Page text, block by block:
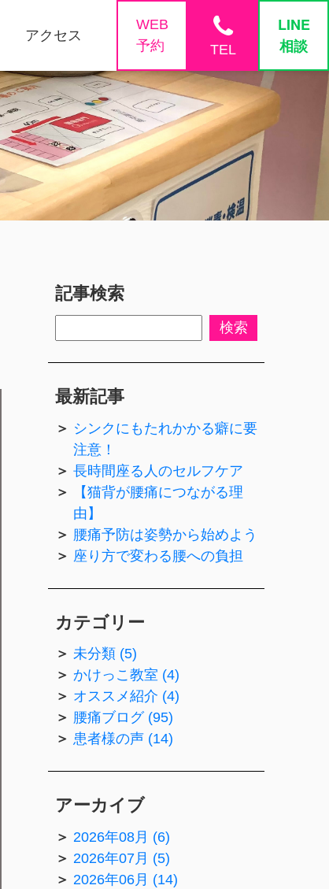
アクセス
WEB
予約
phone
TEL
LINE
相談
記事検索
最新記事
シンクにもたれかかる癖に要
注意！
長時間座る人のセルフケア
【猫背が腰痛につながる理
由】
腰痛予防は姿勢から始めよう
座り方で変わる腰への負担
カテゴリー
未分類 (5)
かけっこ教室 (4)
オススメ紹介 (4)
腰痛ブログ (95)
患者様の声 (14)
アーカイブ
2026年08月 (6)
2026年07月 (5)
2026年06月 (14)